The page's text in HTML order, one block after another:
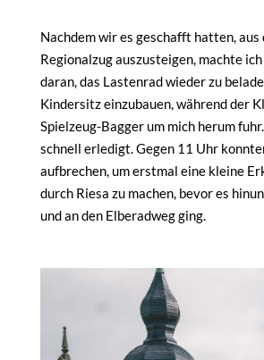
Nachdem wir es geschafft hatten, aus
Regionalzug auszusteigen, machte
daran, das Lastenrad wieder zu
Kindersitz einzubauen, während der
Spielzeug-Bagger um mich herum
schnell erledigt. Gegen 11 Uhr
aufbrechen, um erstmal eine kleine
durch Riesa zu machen, bevor es
und an den Elberadweg ging.